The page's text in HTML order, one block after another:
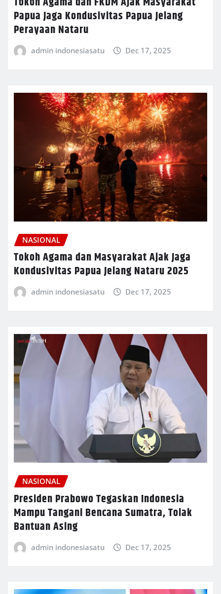
Papua Jaga Kondusivitas Papua Jelang
Perayaan Nataru
admin indonesiasatu Dec 17, 2025
NASIONAL
Tokoh Agama dan Masyarakat Ajak Jaga
Kondusivitas Papua Jelang Nataru 2025
admin indonesiasatu Dec 17, 2025
NASIONAL
Presiden Prabowo Tegaskan Indonesia
Mampu Tangani Bencana Sumatra, Tolak
Bantuan Asing
admin indonesiasatu Dec 17, 2025